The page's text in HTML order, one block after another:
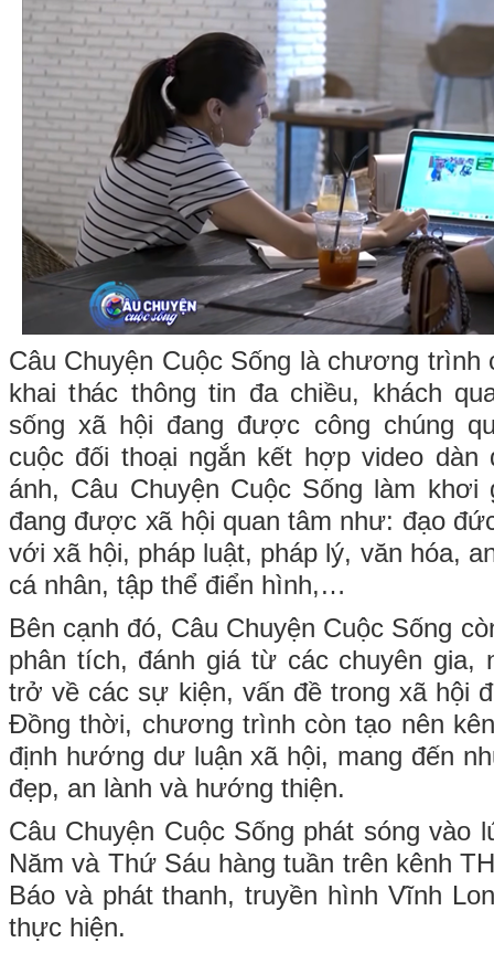
Câu Chuyện Cuộc Sống là chương
khai thác thông tin đa chiều, khách
sống xã hội đang được công chúng
cuộc đối thoại ngắn kết hợp video dàn
ánh, Câu Chuyện Cuộc Sống làm
đang được xã hội quan tâm như: đạo
với xã hội, pháp luật, pháp lý, văn hóa,
cá nhân, tập thể điển hình,…
Bên cạnh đó, Câu Chuyện Cuộc Sống
phân tích, đánh giá từ các chuyên gia,
trở về các sự kiện, vấn đề trong xã hội
Đồng thời, chương trình còn tạo nên
định hướng dư luận xã hội, mang đến
đẹp, an lành và hướng thiện.
Câu Chuyện Cuộc Sống phát sóng vào
Năm và Thứ Sáu hàng tuần trên kênh
Báo và phát thanh, truyền hình Vĩnh
thực hiện.